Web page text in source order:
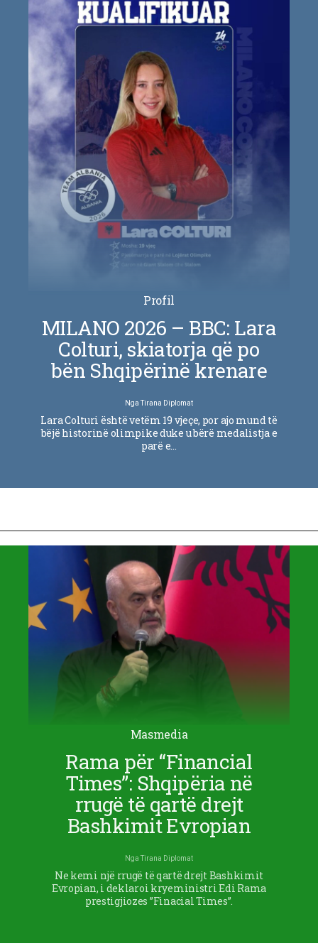
Profil
MILANO 2026 – BBC: Lara
Colturi, skiatorja që po
bën Shqipërinë krenare
NgaTirana Diplomat
Lara Colturi është vetëm 19 vjeçe, por ajo mund të
bëjë historinë olimpike duke u bërë medalistja e
parë e…
Masmedia
Rama për “Financial
Times”: Shqipëria në
rrugë të qartë drejt
Bashkimit Evropian
NgaTirana Diplomat
Ne kemi një rrugë të qartë drejt Bashkimit
Evropian, i deklaroi kryeministri Edi Rama
prestigjiozes ”Finacial Times”.